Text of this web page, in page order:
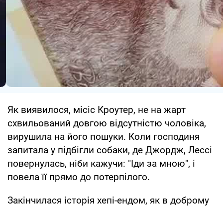
Як виявилося, місіс Кроутер, не на жарт
схвильований довгою відсутністю чоловіка,
вирушила на його пошуки. Коли господиня
запитала у підбігли собаки, де Джордж, Лессі
повернулась, ніби кажучи: "Іди за мною", і
повела її прямо до потерпілого.
Закінчилася історія хепі-ендом, як в доброму